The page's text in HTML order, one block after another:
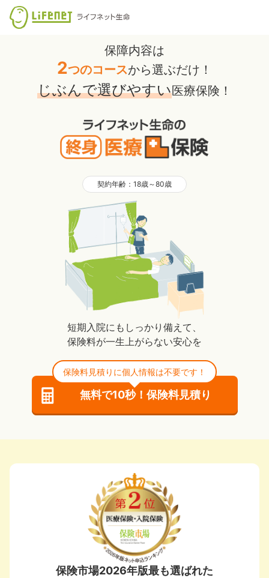
保障内容は
2つのコースから選ぶだけ！
じぶんで選びやすい医療保険！
契約年齢：18歳～80歳
短期入院にもしっかり備えて、
保険料が一生上がらない安心を
無料で10秒！保険料見積り
保険料見積りに個人情報は不要です！
保険市場2026年版最も選ばれた